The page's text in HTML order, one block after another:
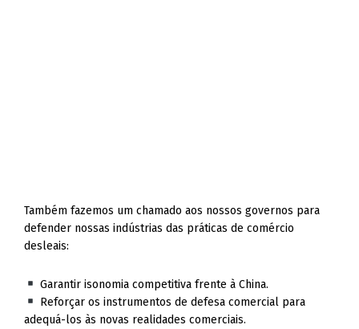
Também fazemos um chamado aos nossos governos para
defender nossas indústrias das práticas de comércio
desleais:
Garantir isonomia competitiva frente à China.
Reforçar os instrumentos de defesa comercial para
adequá-los às novas realidades comerciais.